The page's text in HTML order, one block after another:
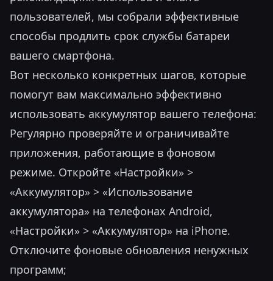
пользователей, мы собрали эффективные
способы продлить срок службы батареи
вашего смартфона.
Вот несколько конкретных шагов, которые
помогут вам максимально эффективно
использовать аккумулятор вашего телефона:
Регулярно проверяйте и ограничивайте
приложения, работающие в фоновом
режиме. Откройте «Настройки» >
«Аккумулятор» > «Использование
аккумулятора» на телефонах Android,
«Настройки» > «Аккумулятор» на iPhone.
Отключите фоновые обновления ненужных
программ;